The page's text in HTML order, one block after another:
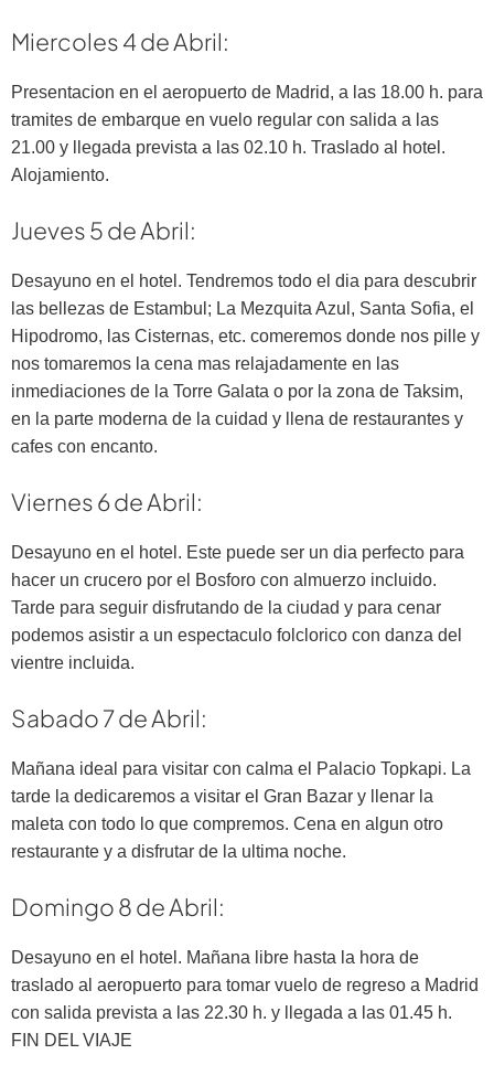
Miercoles 4 de Abril:
Presentacion en el aeropuerto de Madrid, a las 18.00 h. para
tramites de embarque en vuelo regular con salida a las
21.00 y llegada prevista a las 02.10 h. Traslado al hotel.
Alojamiento.
Jueves 5 de Abril:
Desayuno en el hotel. Tendremos todo el dia para descubrir
las bellezas de Estambul; La Mezquita Azul, Santa Sofia, el
Hipodromo, las Cisternas, etc. comeremos donde nos pille y
nos tomaremos la cena mas relajadamente en las
inmediaciones de la Torre Galata o por la zona de Taksim,
en la parte moderna de la cuidad y llena de restaurantes y
cafes con encanto.
Viernes 6 de Abril:
Desayuno en el hotel. Este puede ser un dia perfecto para
hacer un crucero por el Bosforo con almuerzo incluido.
Tarde para seguir disfrutando de la ciudad y para cenar
podemos asistir a un espectaculo folclorico con danza del
vientre incluida.
Sabado 7 de Abril:
Mañana ideal para visitar con calma el Palacio Topkapi. La
tarde la dedicaremos a visitar el Gran Bazar y llenar la
maleta con todo lo que compremos. Cena en algun otro
restaurante y a disfrutar de la ultima noche.
Domingo 8 de Abril:
Desayuno en el hotel. Mañana libre hasta la hora de
traslado al aeropuerto para tomar vuelo de regreso a Madrid
con salida prevista a las 22.30 h. y llegada a las 01.45 h.
FIN DEL VIAJE